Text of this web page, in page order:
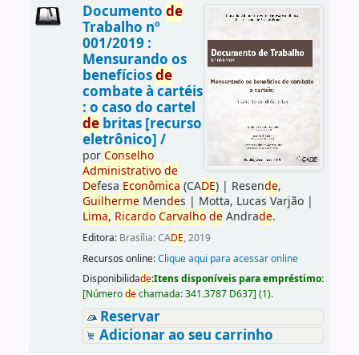
Documento de
Trabalho nº
001/2019 :
Mensurando os
benefíciosde
combate à cartéis
: o caso do cartel
debritas [recurso
eletrônico] /
porConselho
Administrativo de
Defesa Econômica (CADE)| Resende,
GuilhermeMendes | Motta, Lucas Varjão|
Lima, Ricardo Carvalho deAndrade.
Editora: Brasília: CADE, 2019
Recursos online:Clique aqui para acessar online
Disponibilidade:Itens disponíveis para empréstimo:
[Númerodechamada:341.3787 D637] (1).
Reservar
Adicionar ao seu carrinho